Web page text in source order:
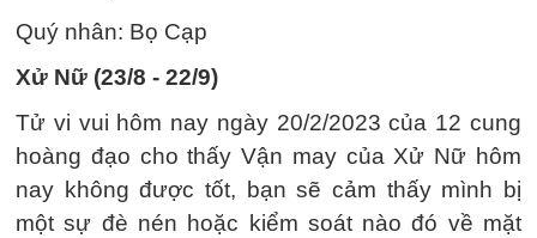
Quý nhân: Bọ Cạp
Xử Nữ (23/8 - 22/9)
Tử vi vui hôm nay ngày 20/2/2023 của 12 cung
hoàng đạo cho thấy Vận may của Xử Nữ hôm
nay không được tốt, bạn sẽ cảm thấy mình bị
một sự đè nén hoặc kiểm soát nào đó về mặt